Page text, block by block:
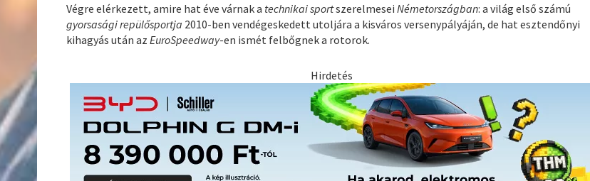
Végre elérkezett, amire hat éve várnak a technikai sportszerelmeseiNémetországban: a világ első számú
gyorsasági repülősportja 2010-ben vendégeskedett utoljára a kisváros versenypályáján, de hat esztendőnyi
kihagyás után az EuroSpeedway-en ismét felbőgnek a rotorok.
Hirdetés